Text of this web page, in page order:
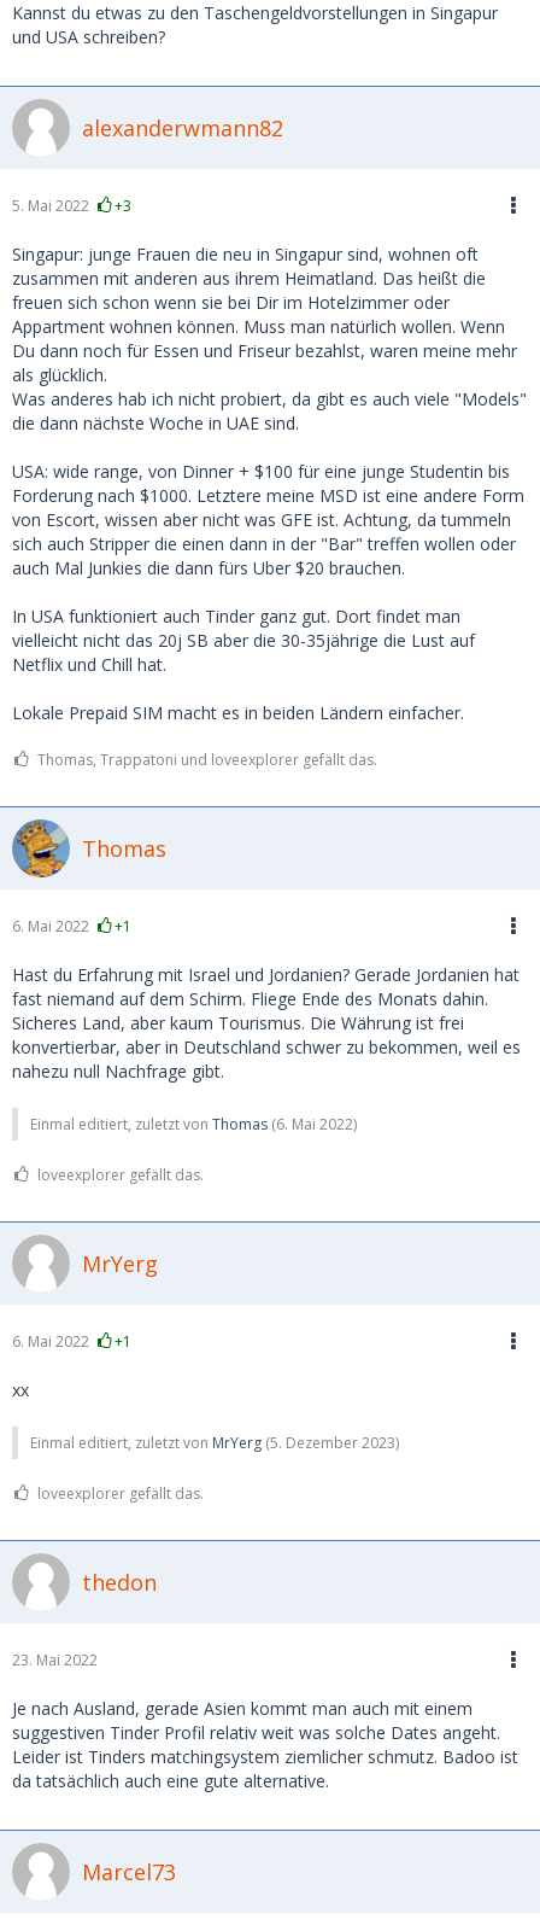
Kannst du etwas zu den Taschengeldvorstellungen in Singapur
und USA schreiben?
alexanderwmann82
5. Mai 2022 +3
Singapur: junge Frauen die neu in Singapur sind, wohnen oft
zusammen mit anderen aus ihrem Heimatland. Das heißt die
freuen sich schon wenn sie bei Dir im Hotelzimmer oder
Appartment wohnen können. Muss man natürlich wollen. Wenn
Du dann noch für Essen und Friseur bezahlst, waren meine mehr
als glücklich.
Was anderes hab ich nicht probiert, da gibt es auch viele "Models"
die dann nächste Woche in UAE sind.
USA: wide range, von Dinner + $100 für eine junge Studentin bis
Forderung nach $1000. Letztere meine MSD ist eine andere Form
von Escort, wissen aber nicht was GFE ist. Achtung, da tummeln
sich auch Stripper die einen dann in der "Bar" treffen wollen oder
auch Mal Junkies die dann fürs Uber $20 brauchen.
In USA funktioniert auch Tinder ganz gut. Dort findet man
vielleicht nicht das 20j SB aber die 30-35jährige die Lust auf
Netflix und Chill hat.
Lokale Prepaid SIM macht es in beiden Ländern einfacher.
Thomas, Trappatoni und loveexplorer gefällt das.
Thomas
6. Mai 2022 +1
Hast du Erfahrung mit Israel und Jordanien? Gerade Jordanien hat
fast niemand auf dem Schirm. Fliege Ende des Monats dahin.
Sicheres Land, aber kaum Tourismus. Die Währung ist frei
konvertierbar, aber in Deutschland schwer zu bekommen, weil es
nahezu null Nachfrage gibt.
Einmal editiert, zuletzt von Thomas (6. Mai 2022)
loveexplorer gefällt das.
MrYerg
6. Mai 2022 +1
xx
Einmal editiert, zuletzt von MrYerg (5. Dezember 2023)
loveexplorer gefällt das.
thedon
23. Mai 2022
Je nach Ausland, gerade Asien kommt man auch mit einem
suggestiven Tinder Profil relativ weit was solche Dates angeht.
Leider ist Tinders matchingsystem ziemlicher schmutz. Badoo ist
da tatsächlich auch eine gute alternative.
Marcel73